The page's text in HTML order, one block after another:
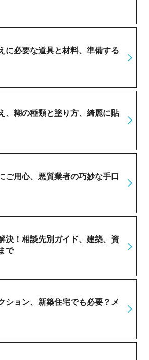
に必要な道具と材料、準備する
、糊の種類と塗り方、綺麗に貼
ご用心、悪質業者の巧妙な手口
決！相談先別ガイド、建築、資
で
ション、新築住宅でも必要？メ